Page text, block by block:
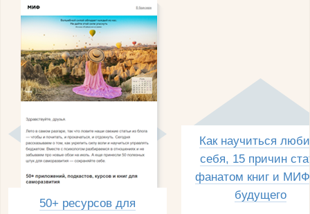
50+ ресурсов для
Как научиться
себя, 15 причин
фанатом книг и
будущего